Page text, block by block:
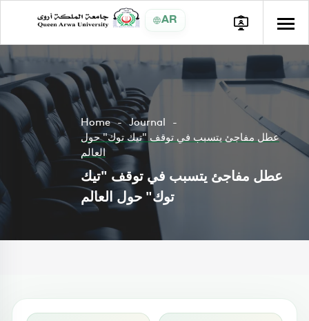
AR
Home
Journal
عطل مفاجئ يتسبب في توقف "تيك توك" حول
العالم
عطل مفاجئ يتسبب في توقف "تيك
توك" حول العالم